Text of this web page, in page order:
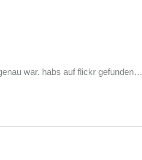
war. habs auf flickr gefunden…